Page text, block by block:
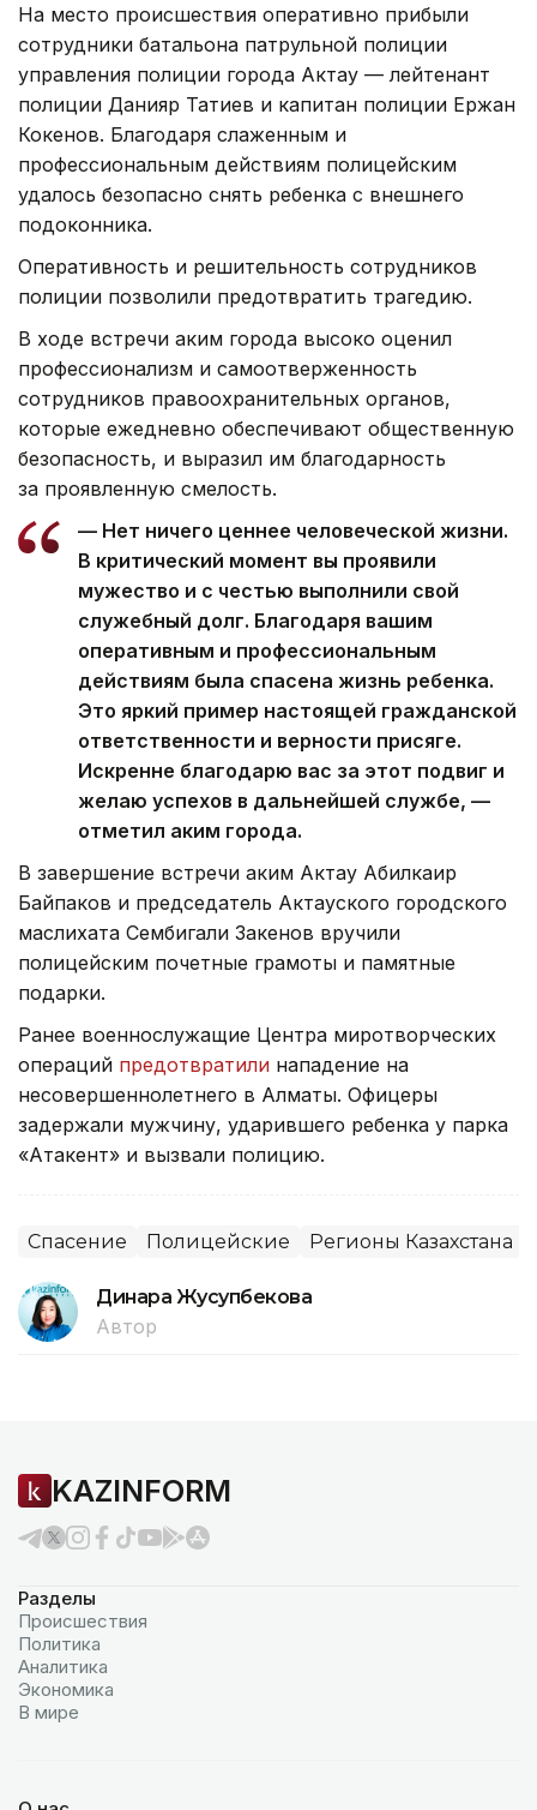
На место происшествия оперативно прибыли
сотрудники батальона патрульной полиции
управления полиции города Актау — лейтенант
полиции Данияр Татиев и капитан полиции Ержан
Кокенов. Благодаря слаженным и
профессиональным действиям полицейским
удалось безопасно снять ребенка с внешнего
подоконника.
Оперативность и решительность сотрудников
полиции позволили предотвратить трагедию.
В ходе встречи аким города высоко оценил
профессионализм и самоотверженность
сотрудников правоохранительных органов,
которые ежедневно обеспечивают общественную
безопасность, и выразил им благодарность
за проявленную смелость.
— Нет ничего ценнее человеческой жизни.
В критический момент вы проявили
мужество и с честью выполнили свой
служебный долг. Благодаря вашим
оперативным и профессиональным
действиям была спасена жизнь ребенка.
Это яркий пример настоящей гражданской
ответственности и верности присяге.
Искренне благодарю вас за этот подвиг и
желаю успехов в дальнейшей службе, —
отметил аким города.
В завершение встречи аким Актау Абилкаир
Байпаков и председатель Актауского городского
маслихата Сембигали Закенов вручили
полицейским почетные грамоты и памятные
подарки.
Ранее военнослужащие Центра миротворческих
операций предотвратили нападение на
несовершеннолетнего в Алматы. Офицеры
задержали мужчину, ударившего ребенка у парка
«Атакент» и вызвали полицию.
Спасение Полицейские Регионы Казахстана
Динара Жусупбекова
Автор
KAZINFORM
Разделы
Происшествия
Политика
Аналитика
Экономика
В мире